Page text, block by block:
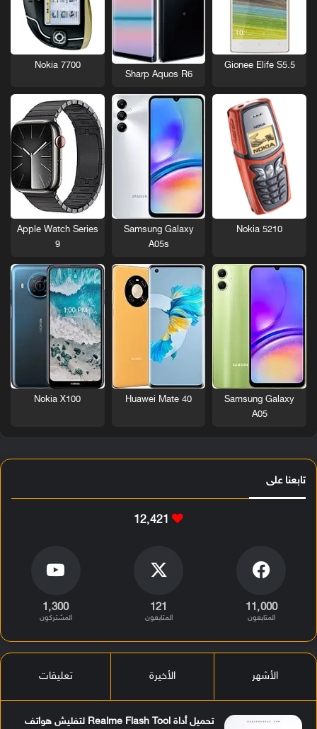
Gionee Elife S5.5
Sharp Aquos R6
Nokia 7700
Nokia 5210
Samsung Galaxy
A05s
Apple Watch Series
9
Samsung Galaxy
A05
Huawei Mate 40
Nokia X100
تابعنا على
12٬421
11٬000
المتابعون
121
المتابعون
1٬300
المشتركون
الأشهر الأخيرة تعليقات
تحميل أداة Realme Flash Tool لتفليش هواتف